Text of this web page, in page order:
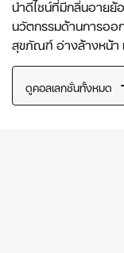
นำดีไซน์ที่มีกลิ่นอาย
นวัตกรรมด้านการอ
สุขภัณฑ์ อ่างล้างหน้า
ดูคอลเลกชั่นทั้งหมด